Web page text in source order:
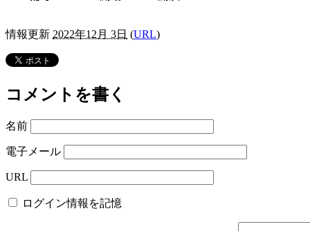
情報更新 2022年12月 3日 (URL)
コメントを書く
名前
電子メール
URL
ログイン情報を記憶